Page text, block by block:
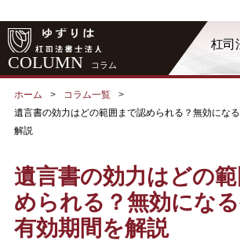
COLUMN コラム
杠司
ホーム
コラム一覧
遺言書の効力はどの範囲まで認められる？無効にな
解説
遺言書の効力はどの
められる？無効にな
有効期間を解説